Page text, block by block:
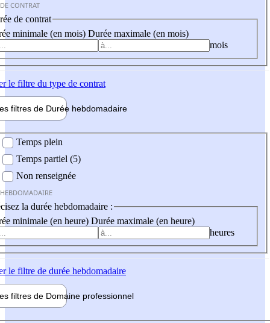
CONTRAT
de contrat
minimale (en mois) Durée maximale (en mois)
mois
le filtre du type de contrat
filtres de Durée hebdomadaire
Temps plein
Temps partiel (5)
Non renseignée
la durée hebdomadaire :
minimale (en heure) Durée maximale (en heure)
heures
le filtre de durée hebdomadaire
filtres de Domaine professionnel